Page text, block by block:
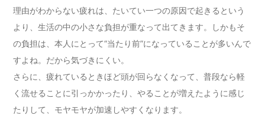
理由がわからない疲れは、たいてい一つの原因で起きるという
より、生活の中の小さな負担が重なって出てきます。しかもそ
の負担は、本人にとって“当たり前”になっていることが多いんで
すよね。だから気づきにくい。
さらに、疲れているときほど頭が回らなくなって、普段なら軽
く流せることに引っかかったり、やることが増えたように感じ
たりして、モヤモヤが加速しやすくなります。